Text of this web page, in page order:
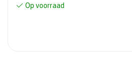
Op voorraad